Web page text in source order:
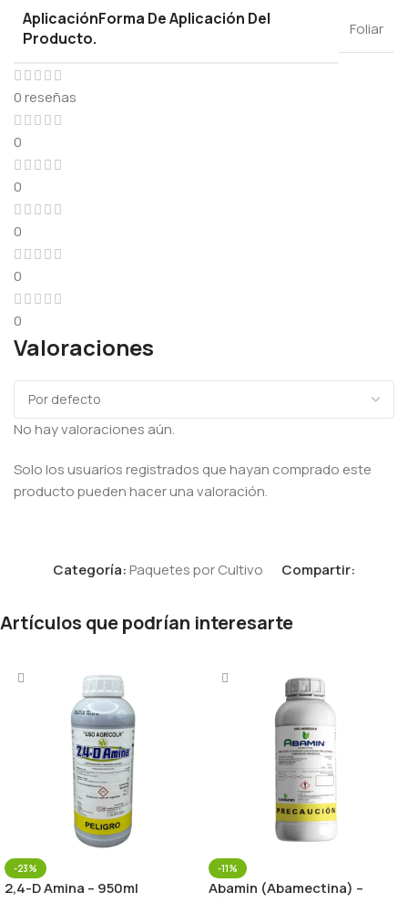
AplicaciónForma De Aplicación Del
Producto.
Foliar
0 reseñas
0
0
0
0
0
Valoraciones
No hay valoraciones aún.
Solo los usuarios registrados que hayan comprado este
producto pueden hacer una valoración.
Categoría:Paquetes por Cultivo Compartir:
Artículos que podrían interesarte
-23%
2,4-D Amina – 950ml
-11%
Abamin (Abamectina) –